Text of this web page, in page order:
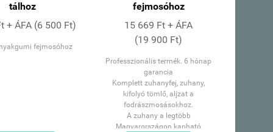
tálhoz
+ ÁFA (6 500 Ft)
fejmosóhoz
fejmosóhoz
15 669 Ft + ÁFA
(19 900 Ft)
Professzionális termék. 6 hónap
garancia
Komplett zuhanyfej, zuhany,
kifolyó tömlő, aljzat a
fodrászmosásokhoz.
A zuhany a legtöbb
Magyarországon kapható